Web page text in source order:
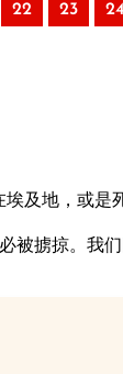
22 23 24
及地，或是
被掳掠。我